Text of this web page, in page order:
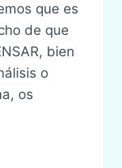
que es
de que
bien
o
os